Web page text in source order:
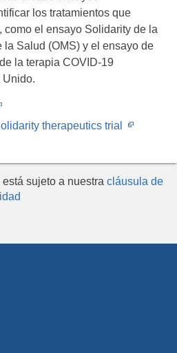
los tratamientos que
como el ensayo Solidarity de la
Salud (OMS) y el ensayo de
la terapia COVID-19
Unido.
in
therapeutics trial
window
sujeto a nuestra cláusula de